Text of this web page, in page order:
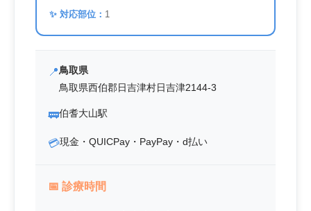
✨ 対応部位： 1
📍鳥取県
鳥取県西伯郡日吉津村日吉津2144‐3
🚃伯耆大山駅
💳現金・QUICPay・PayPay・d払い
📅 診療時間